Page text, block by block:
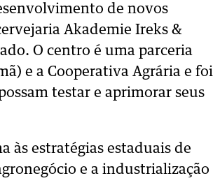
de novos
Akademie Ireks &
O centro é uma parceria
e a Cooperativa Agrária e foi
testar e aprimorar seus
às estratégias estaduais de
e a industrialização